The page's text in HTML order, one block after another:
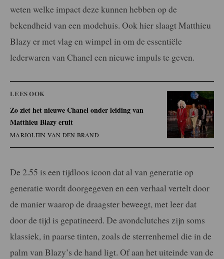
weten welke impact deze kunnen hebben op de
bekendheid van een modehuis. Ook hier slaagt Matthieu
Blazy er met vlag en wimpel in om de essentiële
lederwaren van Chanel een nieuwe impuls te geven.
LEES OOK
Zo ziet het nieuwe Chanel onder leiding van
Matthieu Blazy eruit
MARJOLEIN VAN DEN BRAND
De 2.55 is een tijdloos icoon dat al van generatie op
generatie wordt doorgegeven en een verhaal vertelt door
de manier waarop de draagster beweegt, met leer dat
door de tijd is gepatineerd. De avondclutches zijn soms
klassiek, in paarse tinten, zoals de sterrenhemel die in de
palm van Blazy’s de hand ligt. Of aan het uiteinde van de